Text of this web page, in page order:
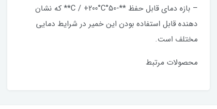
– بازه دمای قابل حفظ **-50°C / +200°C** که نشان
دهنده قابل استفاده بودن این خمیر در شرایط دمایی
مختلف است.
محصولات مرتبط